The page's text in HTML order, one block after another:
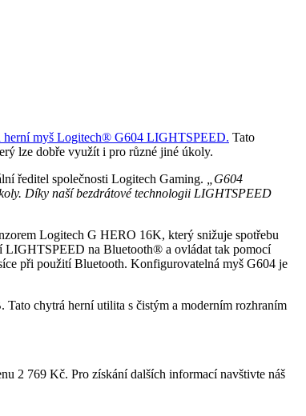
herní myš Logitech® G604 LIGHTSPEED. Tato
lze dobře využít i pro různé jiné úkoly.
ředitel společnosti Logitech Gaming.
„G604
Díky naší bezdrátové technologii LIGHTSPEED
Logitech G HERO 16K, který snižuje spotřebu
LIGHTSPEED na Bluetooth® a ovládat tak pomocí
při použití Bluetooth. Konfigurovatelná myš G604 je
chytrá herní utilita s čistým a moderním rozhraním
2 769 Kč. Pro získání dalších informací navštivte náš